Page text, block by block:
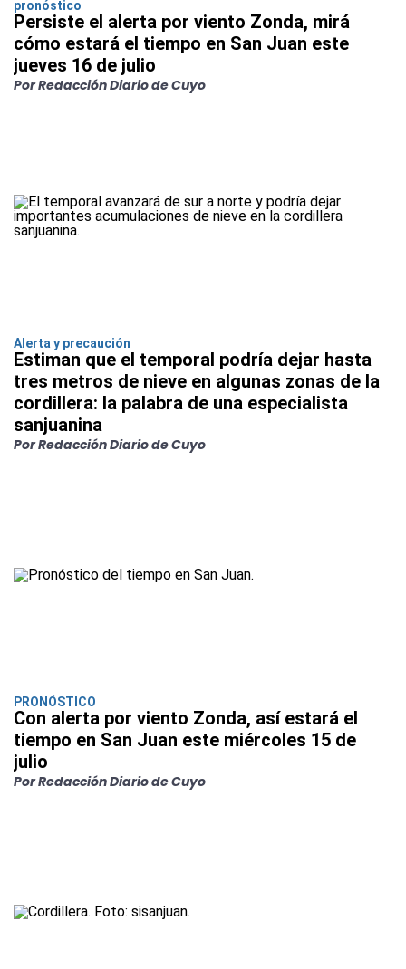
pronóstico
Persiste el alerta por viento Zonda, mirá
cómo estará el tiempo en San Juan este
jueves 16 de julio
Por Redacción Diario de Cuyo
Alerta y precaución
Estiman que el temporal podría dejar hasta
tres metros de nieve en algunas zonas de la
cordillera: la palabra de una especialista
sanjuanina
Por Redacción Diario de Cuyo
PRONÓSTICO
Con alerta por viento Zonda, así estará el
tiempo en San Juan este miércoles 15 de
julio
Por Redacción Diario de Cuyo